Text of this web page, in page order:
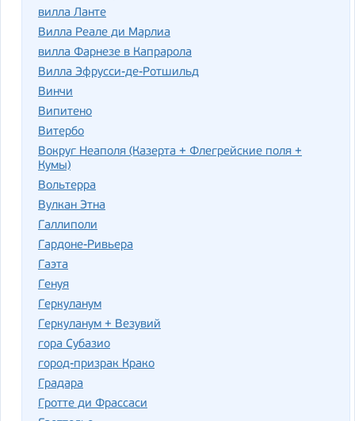
вилла Ланте
Вилла Реале ди Марлиа
вилла Фарнезе в Капрарола
Вилла Эфрусси-де-Ротшильд
Винчи
Випитено
Витербо
Вокруг Неаполя (Казерта + Флегрейские поля +
Кумы)
Вольтерра
Вулкан Этна
Галлиполи
Гардоне-Ривьера
Гаэта
Генуя
Геркуланум
Геркуланум + Везувий
гора Субазио
город-призрак Крако
Градара
Гротте ди Фрассаси